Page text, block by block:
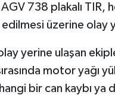
AGV 738 plakalı
edilmesi üzerine
yerine ulaşan
motor yağı
bir can kaybı ya